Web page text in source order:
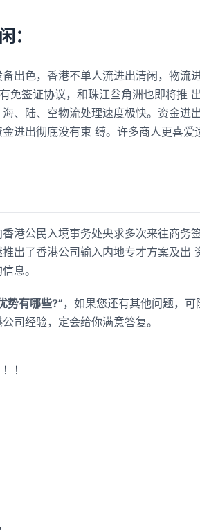
色，香港不单人流进出清闲，物流
免签证协议，和珠江叁角洲也即将推
、陆、空物流处理速度极快。资金进
进出彻底没有束 缚。许多商人更喜爱
公民入境事务处央求多次来往商务
出了香港公司输入内地专才方案及出
息。
势有哪些?”，如果您还有其他问题，
司经验，定会给你满意答复。
！